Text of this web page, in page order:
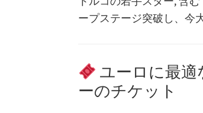
ープステージ突破し、今
ユーロに最適
ーのチケット